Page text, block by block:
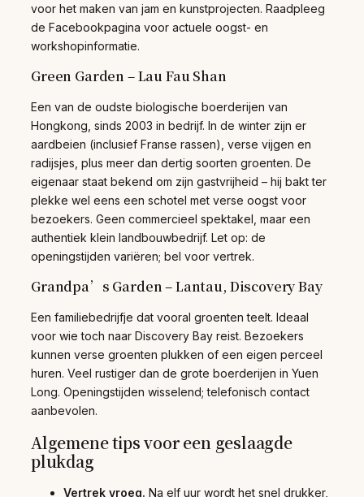
voor het maken van jam en kunstprojecten. Raadpleeg
de Facebookpagina voor actuele oogst- en
workshopinformatie.
Green Garden – Lau Fau Shan
Een van de oudste biologische boerderijen van
Hongkong, sinds 2003 in bedrijf. In de winter zijn er
aardbeien (inclusief Franse rassen), verse vijgen en
radijsjes, plus meer dan dertig soorten groenten. De
eigenaar staat bekend om zijn gastvrijheid – hij bakt ter
plekke wel eens een schotel met verse oogst voor
bezoekers. Geen commercieel spektakel, maar een
authentiek klein landbouwbedrijf. Let op: de
openingstijden variëren; bel voor vertrek.
Grandpa’s Garden – Lantau, Discovery Bay
Een familiebedrijfje dat vooral groenten teelt. Ideaal
voor wie toch naar Discovery Bay reist. Bezoekers
kunnen verse groenten plukken of een eigen perceel
huren. Veel rustiger dan de grote boerderijen in Yuen
Long. Openingstijden wisselend; telefonisch contact
aanbevolen.
Algemene tips voor een geslaagde
plukdag
Vertrek vroeg. Na elf uur wordt het snel drukker,